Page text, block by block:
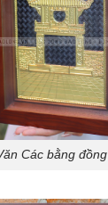
Các bằng